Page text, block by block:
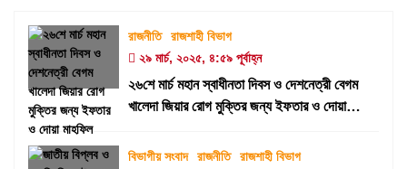
রাজনীতি
রাজশাহী বিভাগ
২৯ মার্চ, ২০২৫, ৪:৫৯ পূর্বাহ্ন
২৬শে মার্চ মহান স্বাধীনতা দিবস ও দেশনেত্রী বেগম
খালেদা জিয়ার রোগ মুক্তির জন্য ইফতার ও দোয়া
বিভাগীয় সংবাদ রাজনীতি
রাজশাহী বিভাগ